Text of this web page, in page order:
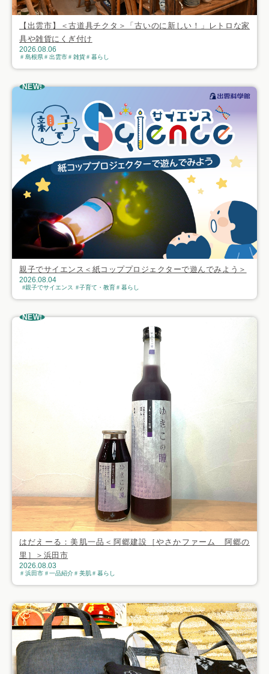
【出雲市】＜古道具チクタ＞「古いのに新しい！」レトロな家
具や雑貨にくぎ付け
2026.08.06
島根県 出雲市 雑貨 暮らし
NEW!
親子でサイエンス＜紙コッププロジェクターで遊んでみよう＞
2026.08.04
親子でサイエンス 子育て・教育 暮らし
NEW!
はだえーる：美肌一品＜阿郷建設［やさかファーム 阿郷の
里］＞浜田市
2026.08.03
浜田市 一品紹介 美肌 暮らし